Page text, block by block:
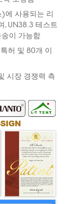
에 사용되는 리
, UN38.3 테스트
이 가능함
허 및 80개 이
시장 경쟁력 측